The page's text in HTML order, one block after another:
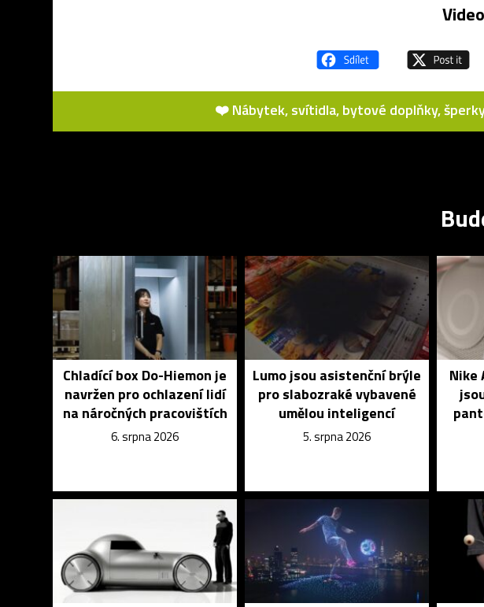
❤️ Nábytek, svítidla, bytové doplňky,
Chladící box Do-Hiemon je
navržen pro ochlazení lidí
na náročných pracovištích
6. srpna 2026
Lumo jsou asistenční brýle
pro slabozraké vybavené
umělou inteligencí
5. srpna 2026
Nike